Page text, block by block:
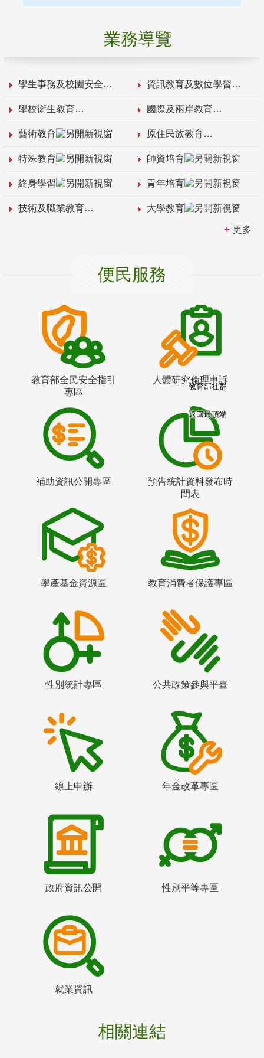
業務導覽
學生事務及校園安全 資訊教育及數位學習
學校衛生教育 國際及兩岸教育
藝術教育 原住民族教育
特殊教育 師資培育
終身學習 青年培育
技術及職業教育 大學教育
更多
便民服務
教育部全民安全指引
專區
人體研究倫理申訴
補助資訊公開專區
預告統計資料發布時
間表
學產基金資源區 教育消費者保護專區
性別統計專區 公共政策參與平臺
線上申辦 年金改革專區
政府資訊公開 性別平等專區
就業資訊
相關連結
教育部社群
返回最頂端